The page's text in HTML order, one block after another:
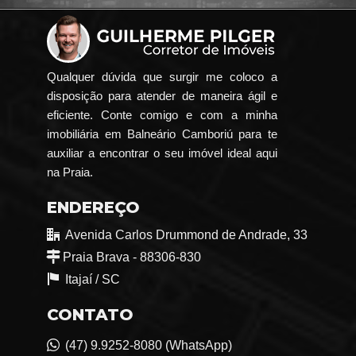
Qualquer dúvida que surgir me coloco a
disposição para atender de maneira ágil e
eficiente. Conte comigo e com a minha
imobiliária em Balneário Camboriú para te
auxiliar a encontrar o seu imóvel ideal aqui
na Praia.
ENDEREÇO
Avenida Carlos Drummond de Andrade, 33
Praia Brava - 88306-830
Itajaí / SC
CONTATO
(47) 9.9252-8080 (WhatsApp)